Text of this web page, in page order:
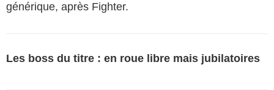
générique, après Fighter.
Les boss du titre : en roue libre mais jubilatoires